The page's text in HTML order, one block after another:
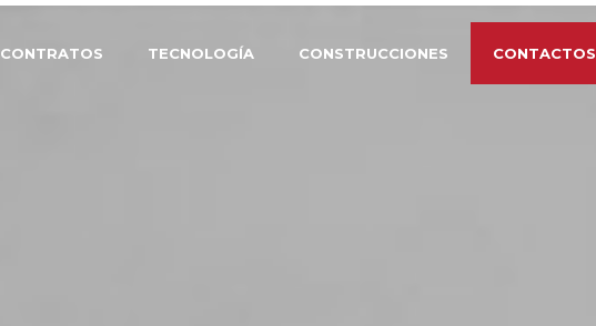
CONTRATOS TECNOLOGÍA CONSTRUCCIONES CONTACTOS